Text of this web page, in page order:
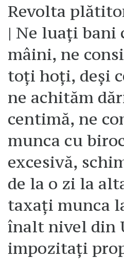
Revolta
| Ne luați bani
mâini, ne
toți hoți, deși
ne achităm
centimă, ne
munca cu
excesivă,
de la o zi la
taxați munca
înalt nivel din
impozitați